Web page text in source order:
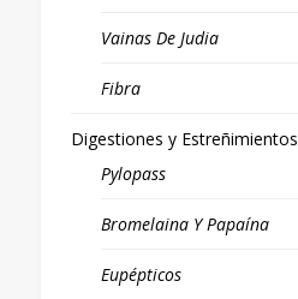
Vainas De Judia
Fibra
Digestiones y Estreñimientos
Pylopass
Bromelaina Y Papaína
Eupépticos